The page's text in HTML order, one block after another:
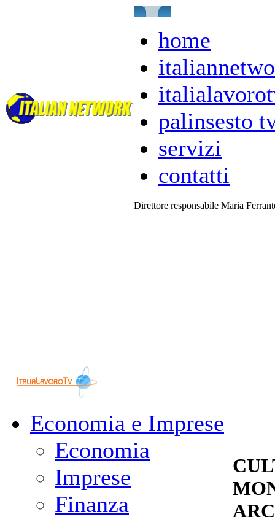
home
palinsesto
servizi
contatti
Direttore responsabile Maria
Economia e Imprese
Economia
Imprese
Finanza